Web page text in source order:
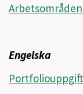
Arbetsområden
Engelska
Portfoliouppgift